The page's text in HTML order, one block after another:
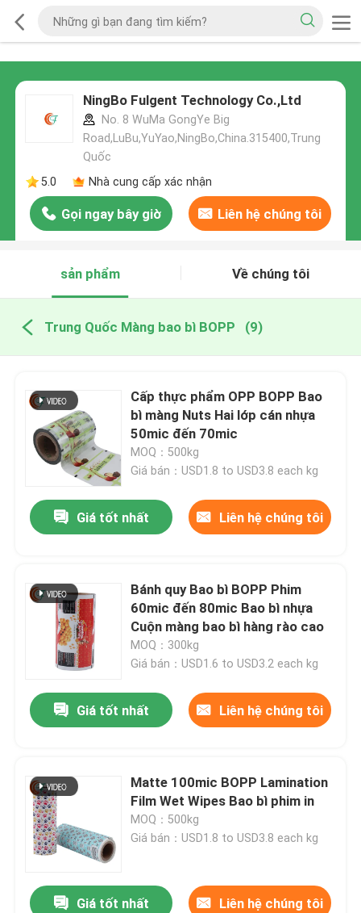
NingBo Fulgent Technology Co.,Ltd
No. 8 WuMa GongYe Big
Road,LuBu,YuYao,NingBo,China.315400,Trung
Quốc
5.0
Nhà cung cấp xác nhận
Gọi ngay bây giờ Liên hệ chúng tôi
sản phẩm Về chúng tôi
Trung Quốc Màng bao bì BOPP (9)
Cấp thực phẩm OPP BOPP Bao
bì màng Nuts Hai lớp cán nhựa
50mic đến 70mic
MOQ：500kg
Giá bán：USD1.8 to USD3.8 each kg
Giá tốt nhất Liên hệ chúng tôi
Bánh quy Bao bì BOPP Phim
60mic đến 80mic Bao bì nhựa
Cuộn màng bao bì hàng rào cao
MOQ：300kg
Giá bán：USD1.6 to USD3.2 each kg
Giá tốt nhất Liên hệ chúng tôi
Matte 100mic BOPP Lamination
Film Wet Wipes Bao bì phim in
MOQ：500kg
Giá bán：USD1.8 to USD3.8 each kg
Giá tốt nhất Liên hệ chúng tôi